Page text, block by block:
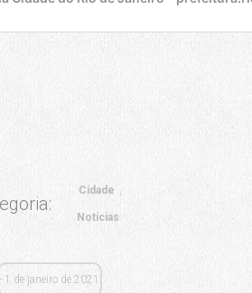
Cidade
Notícias
1 de janeiro de 2021